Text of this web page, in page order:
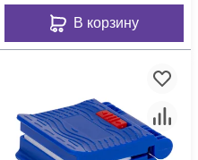
В корзину